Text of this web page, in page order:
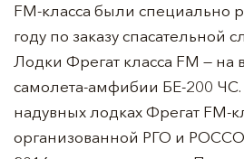
FM-класса были специально
году по заказу спасательной
Лодки Фрегат класса FM — на
самолета-амфибии БЕ-200
надувных лодках Фрегат FM-
организованной РГО и